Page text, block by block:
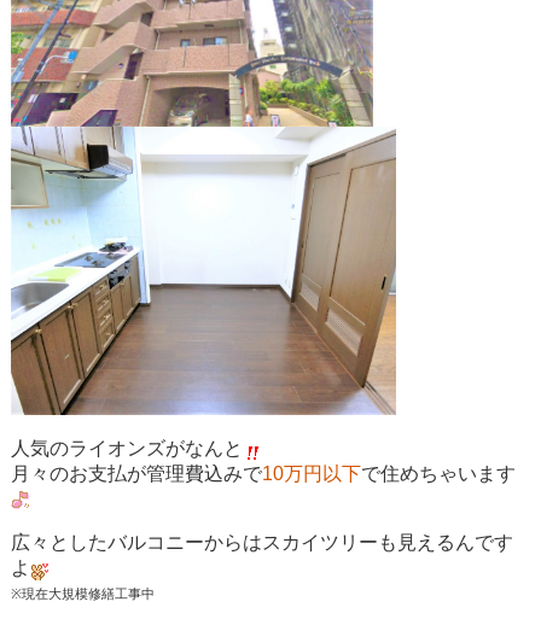
人気のライオンズがなんと
月々のお支払が管理費込みで10万円以下で住めちゃいます
広々としたバルコニーからはスカイツリーも見えるんです
よ
※現在大規模修繕工事中